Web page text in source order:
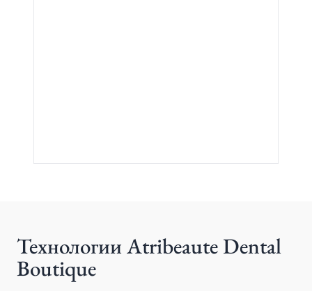
Технологии Atribeaute Dental
Boutique